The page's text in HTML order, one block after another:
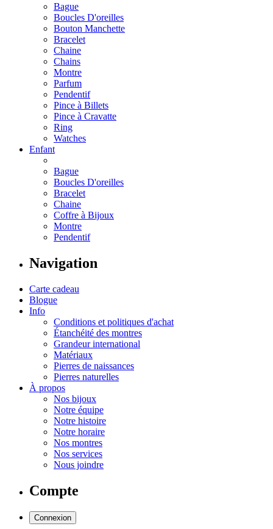
Bague
Boucles D'oreilles
Bouton Manchette
Bracelet
Chaine
Chains
Montre
Parfum
Pendentif
Pince à Billets
Pince à Cravatte
Ring
Watches
Enfant
Bague
Boucles D'oreilles
Bracelet
Chaine
Coffre à Bijoux
Montre
Pendentif
Navigation
Carte cadeau
Blogue
Info
Conditions et politiques d'achat
Étanchéité des montres
Grandeur international
Matériaux
Pierres de naissances
Pierres naturelles
À propos
Nos bijoux
Notre équipe
Notre histoire
Notre horaire
Nos montres
Nos services
Nous joindre
Compte
Connexion